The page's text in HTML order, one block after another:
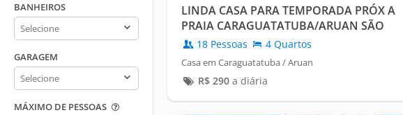
BANHEIROS
Banheiros
GARAGEM
Garagem
MÁXIMO DE PESSOAS
LINDA CASA PARA TEMPORADA PRÓX A
PRAIA CARAGUATATUBA/ARUAN SÃO
PAULO
18 Pessoas 4 Quartos
Casa em Caraguatatuba / Aruan
R$ 290a diária